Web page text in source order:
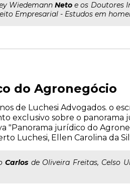
WiedemannNeto e os Doutores
Empresarial - Estudos em
do Agronegócio
de Luchesi Advogados. o
exclusivo sobre o panorama
"Panorama jurídico do
Luchesi, Ellen Carolina da
Carlos de Oliveira Freitas, Celso